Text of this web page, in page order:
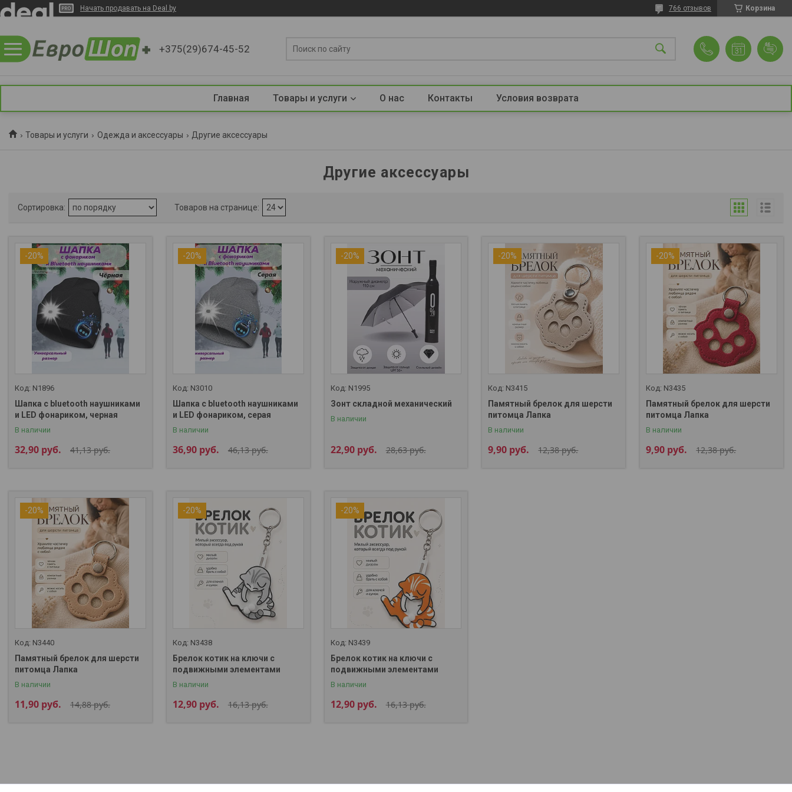
Начать продавать на Deal.by Корзина
766 отзывов
+375(29)674-45-52
Главная Товары и услуги О нас Контакты Условия возврата
Товары и услуги Одежда и аксессуары Другие аксессуары
Другие аксессуары
-20%
N1896
Шапка с bluetooth наушниками
и LED фонариком, черная
В наличии
41,13руб.
32,90 руб.
-20%
N3010
Шапка с bluetooth наушниками
и LED фонариком, серая
В наличии
46,13руб.
36,90 руб.
-20%
N1995
Зонт складной механический
В наличии
28,63руб.
22,90 руб.
-20%
N3415
Памятный брелок для шерсти
питомца Лапка
В наличии
12,38руб.
9,90 руб.
-20%
N3435
Памятный брелок для шерсти
питомца Лапка
В наличии
12,38руб.
9,90 руб.
-20%
N3440
Памятный брелок для шерсти
питомца Лапка
В наличии
14,88руб.
11,90 руб.
-20%
N3438
Брелок котик на ключи с
подвижными элементами
В наличии
16,13руб.
12,90 руб.
-20%
N3439
Брелок котик на ключи с
подвижными элементами
В наличии
16,13руб.
12,90 руб.